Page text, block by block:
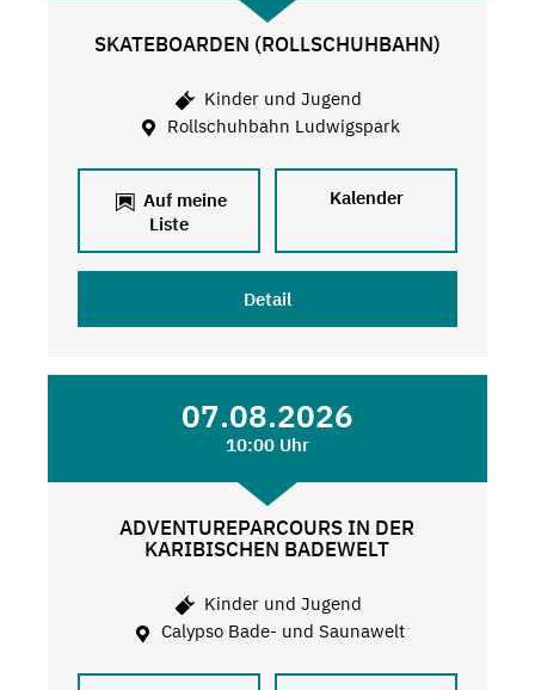
SKATEBOARDEN (ROLLSCHUHBAHN)
Kinder und Jugend
Rollschuhbahn Ludwigspark
Auf meine
Liste
Kalender
Detail
07.08.2026
10:00 Uhr
ADVENTUREPARCOURS IN DER
KARIBISCHEN BADEWELT
Kinder und Jugend
Calypso Bade- und Saunawelt